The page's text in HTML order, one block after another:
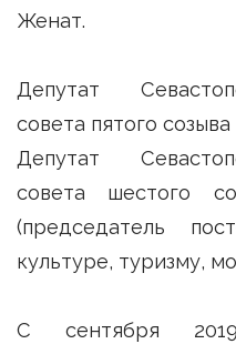
Женат.
Депутат
совета пятого
Депутат
совета шестого
(председатель
культуре, туризму,
С сентября